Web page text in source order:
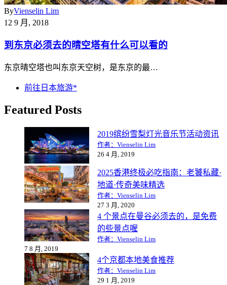
ByVienselin Lim
12 9 月, 2018
到东京必须去的晴空塔有什么可以看的
东京晴空塔也叫东京天空树，是东京的最…
前往日本旅游*
Featured Posts
2019缤纷雪梨灯光音乐节活动资讯
作者：Vienselin Lim
26 4 月, 2019
2025香港终极必吃指南：老饕私藏·
地道·传奇美味精选
作者：Vienselin Lim
27 3 月, 2020
4 个景点在曼谷必须去的，是免费
的些景点喔
作者：Vienselin Lim
7 8 月, 2019
4个京都本地美食推荐
作者：Vienselin Lim
29 1 月, 2019